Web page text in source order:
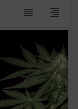
reorder format_align_right